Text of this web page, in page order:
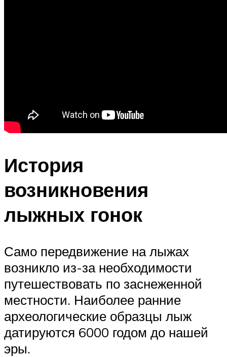
История
возникновения
лыжных гонок
Само передвижение на лыжах
возникло из-за необходимости
путешествовать по заснеженной
местности. Наиболее ранние
археологические образцы лыж
датируются 6000 годом до нашей
эры.